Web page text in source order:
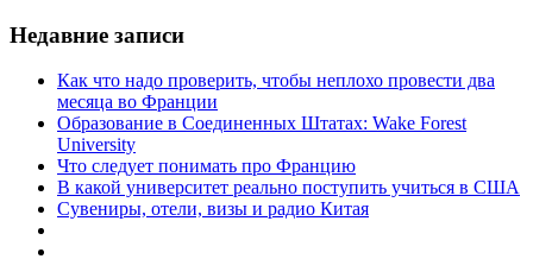
Недавние записи
Как что надо проверить, чтобы неплохо провести два
месяца во Франции
Образование в Соединенных Штатах: Wake Forest
University
Что следует понимать про Францию
В какой университет реально поступить учиться в США
Сувениры, отели, визы и радио Китая